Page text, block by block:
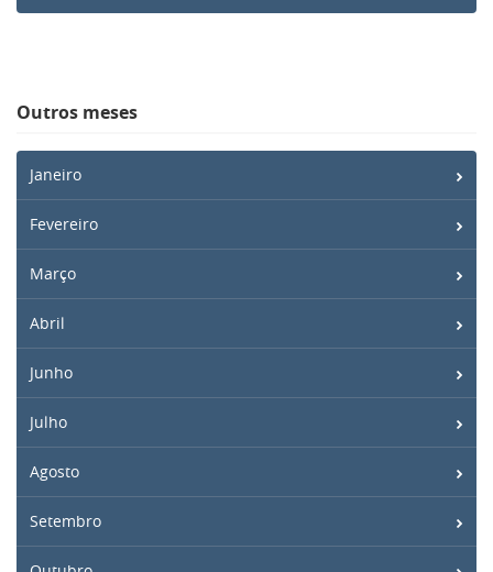
Outros meses
Janeiro
Fevereiro
Março
Abril
Junho
Julho
Agosto
Setembro